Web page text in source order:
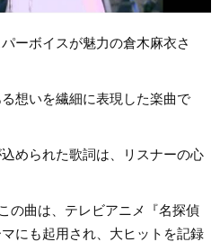
ーボイスが魅力の倉木麻衣さ
想いを繊細に表現した楽曲で
められた歌詞は、リスナーの心
の曲は、テレビアニメ『名探偵
にも起用され、大ヒットを記録